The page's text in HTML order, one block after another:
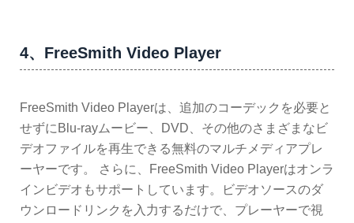
4、FreeSmith Video Player
FreeSmith Video Playerは、追加のコーデックを必要と
せずにBlu-rayムービー、DVD、その他のさまざまなビ
デオファイルを再生できる無料のマルチメディアプレ
ーヤーです。 さらに、FreeSmith Video Playerはオンラ
インビデオもサポートしています。ビデオソースのダ
ウンロードリンクを入力するだけで、プレーヤーで視